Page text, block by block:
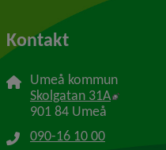
Kontakt
Umeå kommun
Skolgatan 31A Länk
901 84 Umeå
090-16 10 00